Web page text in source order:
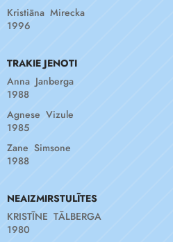
Kristiāna Mirecka
1996
TRAKIE JENOTI
Anna Janberga
1988
Agnese Vizule
1985
Zane Simsone
1988
NEAIZMIRSTULĪTES
KRISTĪNE TĀLBERGA
1980